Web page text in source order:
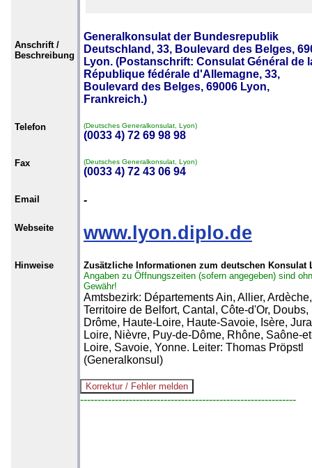
Anschrift /
Beschreibung
Generalkonsulat der Bundesrepublik
Deutschland, 33, Boulevard des Belges,
Lyon. (Postanschrift: Consulat Général de
République fédérale d'Allemagne, 33,
Boulevard des Belges, 69006 Lyon,
Frankreich.)
Telefon (Deutsches Generalkonsulat, Lyon)
(0033 4) 72 69 98 98
Fax (Deutsches Generalkonsulat, Lyon)
(0033 4) 72 43 06 94
Email -
Webseite www.lyon.diplo.de
Hinweise
Zusätzliche Informationen zum deutschen Konsulat
Angaben zu Öffnungszeiten (sofern angegeben) sind
Gewähr!
Amtsbezirk: Départements Ain, Allier, Ardèche,
Territoire de Belfort, Cantal, Côte-d'Or, Doubs,
Drôme, Haute-Loire, Haute-Savoie, Isère,
Loire, Nièvre, Puy-de-Dôme, Rhône, Saône-
Loire, Savoie, Yonne. Leiter: Thomas Pröpstl
(Generalkonsul)
--------------------------------------------------------------